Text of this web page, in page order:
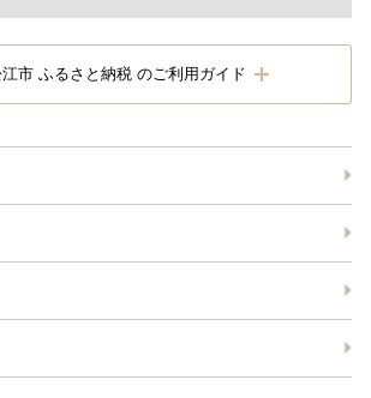
市 ふるさと納税 のご利用ガイド